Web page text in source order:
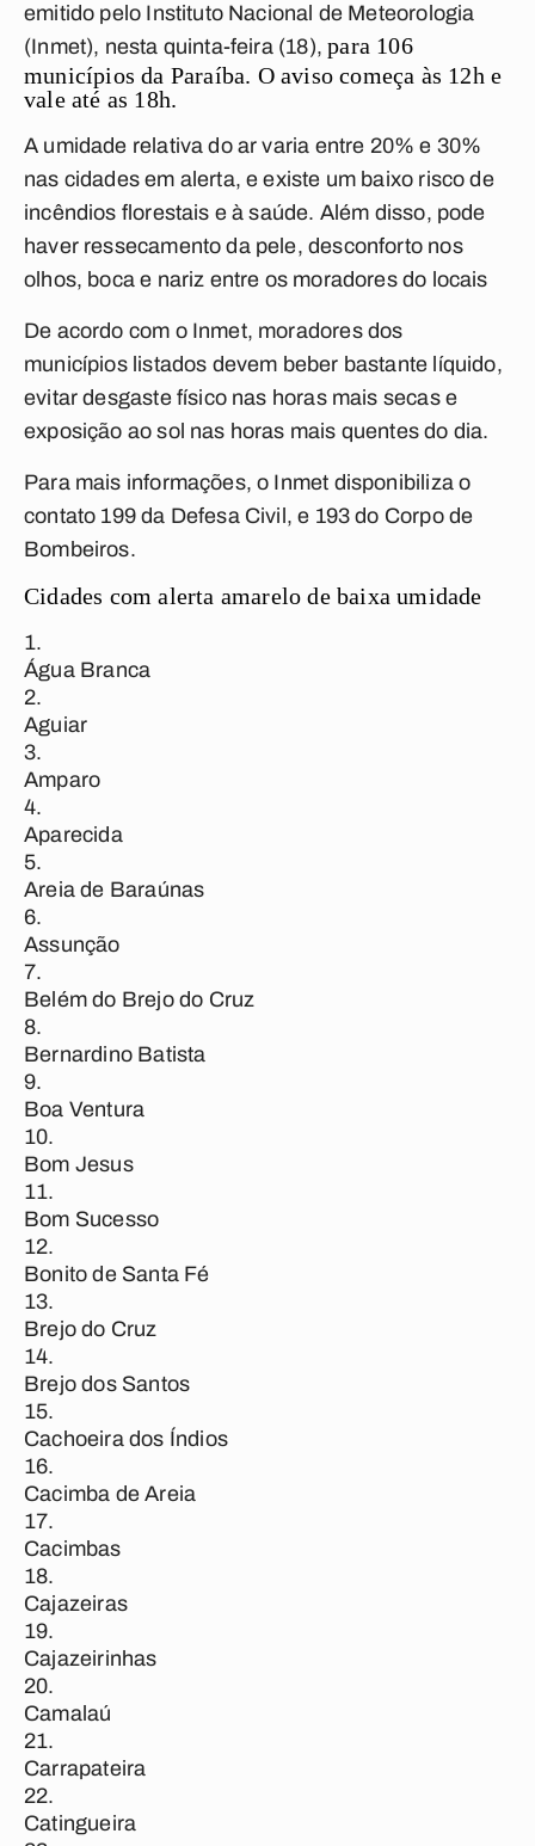
emitido pelo Instituto Nacional de Meteorologia
(Inmet), nesta quinta-feira (18),para 106
municípios da Paraíba. O aviso começa às 12h e
vale até as 18h.
A umidade relativa do ar varia entre 20% e 30%
nas cidades em alerta, e existe um baixo risco de
incêndios florestais e à saúde. Além disso, pode
haver ressecamento da pele, desconforto nos
olhos, boca e nariz entre os moradores do locais
De acordo com o Inmet, moradores dos
municípios listados devem beber bastante líquido,
evitar desgaste físico nas horas mais secas e
exposição ao sol nas horas mais quentes do dia.
Para mais informações, o Inmet disponibiliza o
contato 199 da Defesa Civil, e 193 do Corpo de
Bombeiros.
Cidades com alerta amarelo de baixa umidade
Água Branca
Aguiar
Amparo
Aparecida
Areia de Baraúnas
Assunção
Belém do Brejo do Cruz
Bernardino Batista
Boa Ventura
Bom Jesus
Bom Sucesso
Bonito de Santa Fé
Brejo do Cruz
Brejo dos Santos
Cachoeira dos Índios
Cacimba de Areia
Cacimbas
Cajazeiras
Cajazeirinhas
Camalaú
Carrapateira
Catingueira